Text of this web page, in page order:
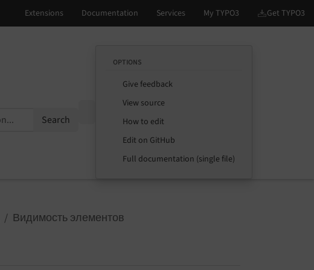
Search
OPTIONS
Give feedback
View source
How to edit
Edit on GitHub
Full documentation (single file)
Видимость элементов